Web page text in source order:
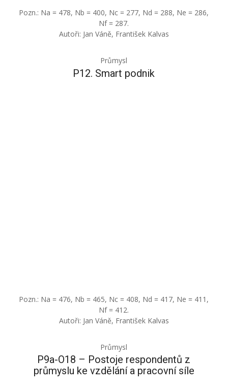
Pozn.: Na = 478, Nb = 400, Nc = 277, Nd = 288, Ne = 286,
Nf = 287.
Autoři: Jan Váně, František Kalvas
Průmysl
P12. Smart podnik
Pozn.: Na = 476, Nb = 465, Nc = 408, Nd = 417, Ne = 411,
Nf = 412.
Autoři: Jan Váně, František Kalvas
Průmysl
P9a-O18 – Postoje respondentů z
průmyslu ke vzdělání a pracovní síle